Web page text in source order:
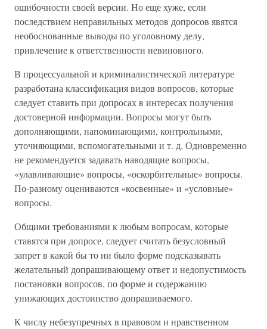
ошибочности своей версии. Но еще хуже, если
последствием неправильных методов допросов явятся
необоснованные выводы по уголовному делу,
привлечение к ответственности невиновного.
В процессуальной и криминалистической литературе
разработана классификация видов вопросов, которые
следует ставить при допросах в интересах получения
достоверной информации. Вопросы могут быть
дополняющими, напоминающими, контрольными,
уточняющими, вспомогательными и т. д. Одновременно
не рекомендуется задавать наводящие вопросы,
«улавливающие» вопросы, «оскорбительные» вопросы.
По-разному оцениваются «косвенные» и «условные»
вопросы.
Общими требованиями к любым вопросам, которые
ставятся при допросе, следует считать безусловный
запрет в какой бы то ни было форме подсказывать
желательный допрашивающему ответ и недопустимость
постановки вопросов, по форме и содержанию
унижающих достоинство допрашиваемого.
К числу небезупречных в правовом и нравственном